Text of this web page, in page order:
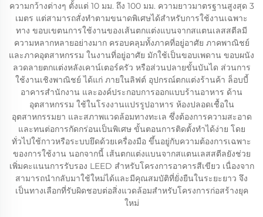
ความกว้างต่างๆ ตั้งแต่ 10 มม. ถึง 100 มม. ความยาวมาตรฐานสูงสุด 3
เมตร แต่สามารถสั่งทำตามขนาดพิเศษได้สำหรับการใช้งานเฉพาะ
ทาง ขอบเขตนการใช้งานของเส้นตกแต่งแบนจากสแตนเลสสตีลมี
ความหลากหลายอย่างมาก ครอบคลุมทั้งภาคที่อยู่อาศัย ภาคพาณิชย์
และภาคอุตสาหกรรม ในงานที่อยู่อาศัย มักใช้เป็นขอบเพดาน ขอบผนัง
ลวดลายตกแต่งหลังเคาน์เตอร์ครัว หรือส่วนปลายขั้นบันได ส่วนการ
ใช้งานเชิงพาณิชย์ ได้แก่ ภายในลิฟต์ อุปกรณ์ตกแต่งร้านค้า ล็อบบี้
อาคารสำนักงาน และองค์ประกอบการออกแบบร้านอาหาร ด้าน
อุตสาหกรรม ใช้ในโรงงานแปรรูปอาหาร ห้องปลอดเชื้อใน
อุตสาหกรรมยา และสภาพแวดล้อมทางทะเล ซึ่งต้องการความสะอาด
และทนต่อการกัดกร่อนเป็นพิเศษ ขั้นตอนการติดตั้งทำได้ง่าย โดย
ทั่วไปใช้กาวหรือระบบยึดด้วยเครื่องมือ ขึ้นอยู่กับความต้องการเฉพาะ
ของการใช้งาน นอกจากนี้ เส้นตกแต่งแบนจากสแตนเลสสตีลยังช่วย
เพิ่มคะแนนการรับรอง LEED สำหรับโครงการอาคารสีเขียว เนื่องจาก
สามารถนำกลับมาใช้ใหม่ได้และมีคุณสมบัติที่ยั่งยืนในระยะยาว จึง
เป็นทางเลือกที่รับผิดชอบต่อสิ่งแวดล้อมสำหรับโครงการก่อสร้างยุค
ใหม่